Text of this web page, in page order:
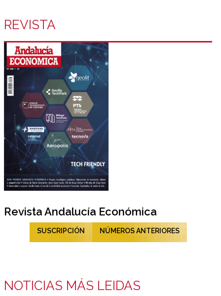
REVISTA
Revista Andalucía Económica
SUSCRIPCIÓN NÚMEROS ANTERIORES
NOTICIAS MÁS LEIDAS